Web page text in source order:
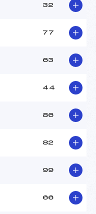
32
77
63
44
86
82
99
66